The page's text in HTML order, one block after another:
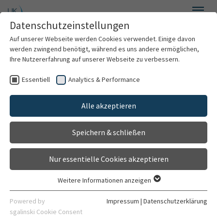
Zum Hauptinhalt springen
Willkommen
Über uns
Für Patienten
Für Ärzte
Klinik für Psychiatrie und Psychotherapie
Probandensuche
Datenschutzeinstellungen
Auf unserer Webseite werden Cookies verwendet. Einige davon
werden zwingend benötigt, während es uns andere ermöglichen,
Ihre Nutzererfahrung auf unserer Webseite zu verbessern.
Essentiell Analytics & Performance
Alle akzeptieren
Speichern & schließen
Nur essentielle Cookies akzeptieren
Essentielle Cookies werden für grundlegende Funktionen der
Webseite benötigt. Dadurch ist gewährleistet, dass die
Weitere Informationen anzeigen
Powered by
sgalinski Cookie Consent
Impressum | Datenschutzerklärung